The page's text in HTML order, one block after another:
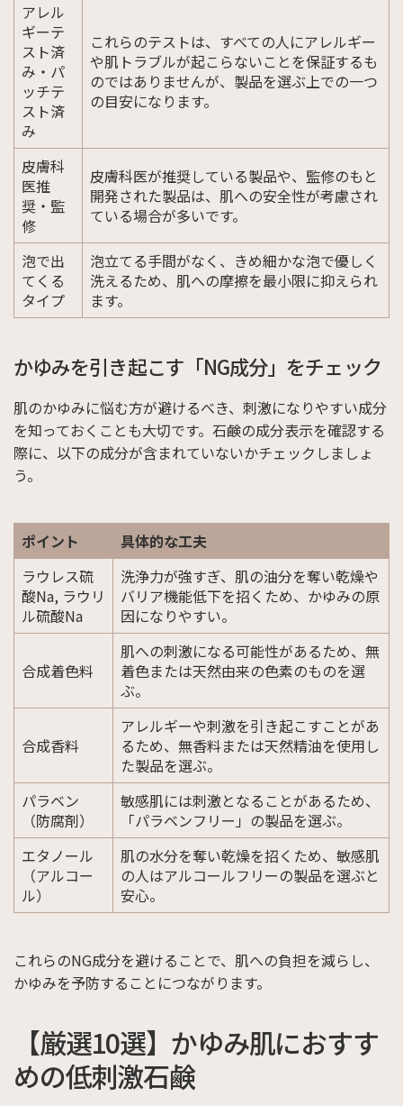
アレル
ギーテ
スト済
み・パ
ッチテ
スト済
み
これらのテストは、すべての人にアレルギー
や肌トラブルが起こらないことを保証するも
のではありませんが、製品を選ぶ上での一つ
の目安になります。
皮膚科
医推
奨・監
修
皮膚科医が推奨している製品や、監修のもと
開発された製品は、肌への安全性が考慮され
ている場合が多いです。
泡で出
てくる
タイプ
泡立てる手間がなく、きめ細かな泡で優しく
洗えるため、肌への摩擦を最小限に抑えられ
ます。
かゆみを引き起こす「NG成分」をチェック
肌のかゆみに悩む方が避けるべき、刺激になりやすい成分
を知っておくことも大切です。石鹸の成分表示を確認する
際に、以下の成分が含まれていないかチェックしましょ
う。
ポイント
具体的な工夫
ラウレス硫
酸Na, ラウリ
ル硫酸Na
洗浄力が強すぎ、肌の油分を奪い乾燥や
バリア機能低下を招くため、かゆみの原
因になりやすい。
合成着色料
肌への刺激になる可能性があるため、無
着色または天然由来の色素のものを選
ぶ。
合成香料
アレルギーや刺激を引き起こすことがあ
るため、無香料または天然精油を使用し
た製品を選ぶ。
パラベン
（防腐剤）
敏感肌には刺激となることがあるため、
「パラベンフリー」の製品を選ぶ。
エタノール
（アルコー
ル）
肌の水分を奪い乾燥を招くため、敏感肌
の人はアルコールフリーの製品を選ぶと
安心。
これらのNG成分を避けることで、肌への負担を減らし、
かゆみを予防することにつながります。
【厳選10選】かゆみ肌におすす
めの低刺激石鹸